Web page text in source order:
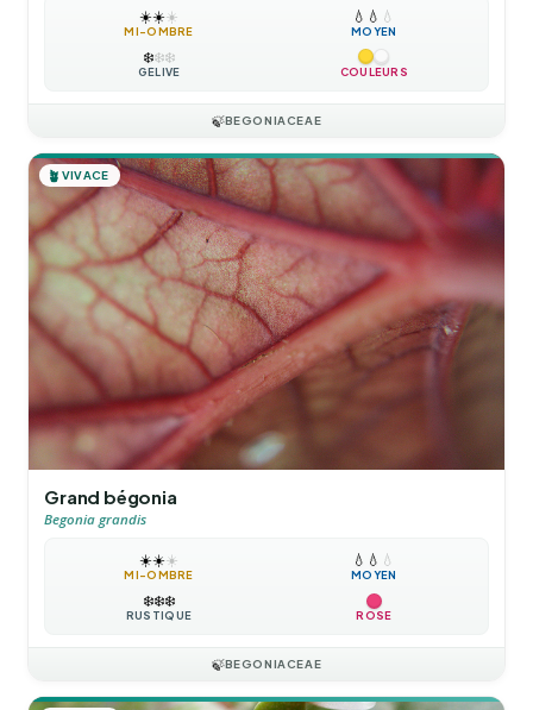
☀️☀️☀️
MI-OMBRE
💧 💧 💧
MOYEN
❄️❄️❄️
GÉLIVE COULEURS
🍃BEGONIACEAE
🪴 VIVACE
Grand bégonia
Begonia grandis
☀️☀️☀️
MI-OMBRE
💧 💧 💧
MOYEN
❄️❄️❄️
RUSTIQUE ROSE
🍃BEGONIACEAE